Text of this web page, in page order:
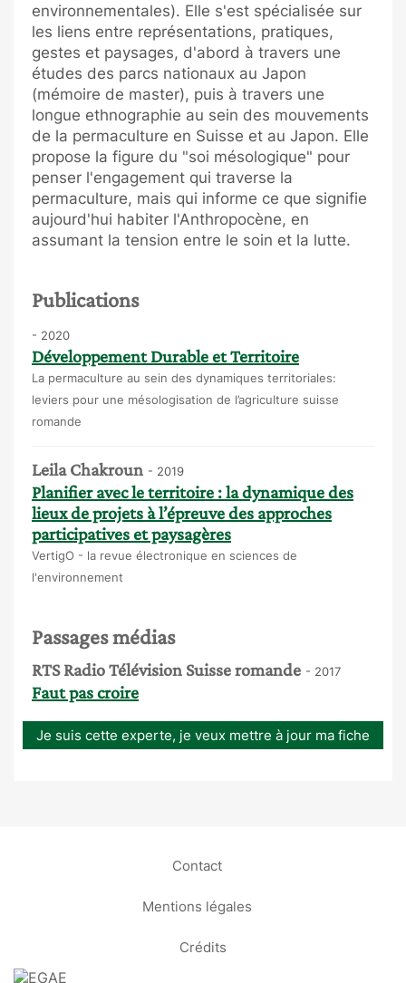
environnementales). Elle s'est spécialisée sur
les liens entre représentations, pratiques,
gestes et paysages, d'abord à travers une
études des parcs nationaux au Japon
(mémoire de master), puis à travers une
longue ethnographie au sein des mouvements
de la permaculture en Suisse et au Japon. Elle
propose la figure du "soi mésologique" pour
penser l'engagement qui traverse la
permaculture, mais qui informe ce que signifie
aujourd'hui habiter l'Anthropocène, en
assumant la tension entre le soin et la lutte.
Publications
- 2020
Développement Durable et Territoire
La permaculture au sein des dynamiques territoriales:
leviers pour une mésologisation de l’agriculture suisse
romande
Leila Chakroun - 2019
Planifier avec le territoire : la dynamique des
lieux de projets à l’épreuve des approches
participatives et paysagères
VertigO - la revue électronique en sciences de
l'environnement
Passages médias
RTS Radio Télévision Suisse romande - 2017
Faut pas croire
Je suis cette experte, je veux mettre à jour ma fiche
Contact
Mentions légales
Crédits